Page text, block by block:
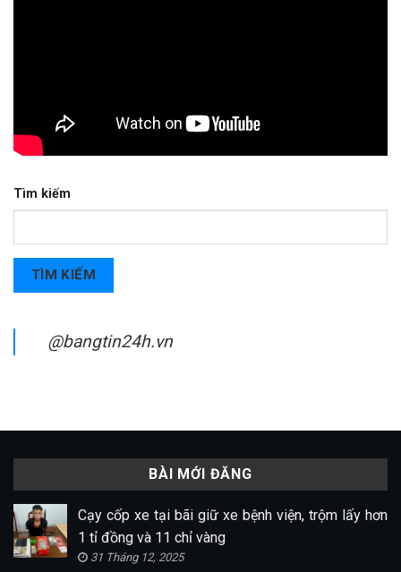
Tìm kiếm
TÌM KIẾM
@bangtin24h.vn
BÀI MỚI ĐĂNG
Cạy cốp xe tại bãi giữ xe bệnh viện, trộm lấy hơn
1 tỉ đồng và 11 chỉ vàng
31 Tháng 12, 2025